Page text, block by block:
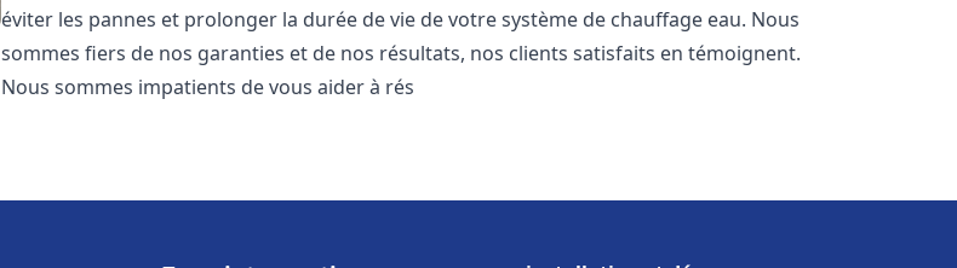
éviter les pannes et prolonger la durée de vie de votre système de chauffage eau. Nous
sommes fiers de nos garanties et de nos résultats, nos clients satisfaits en témoignent.
Nous sommes impatients de vous aider à rés